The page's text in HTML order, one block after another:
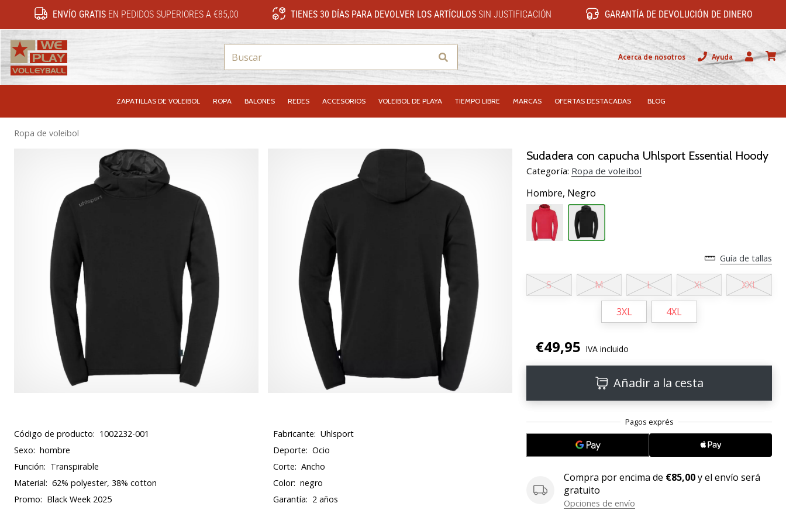
ENVÍO GRATISEN PEDIDOS SUPERIORES A €85,00 TIENES 30 DÍAS PARA DEVOLVER LOS ARTÍCULOS SIN JUSTIFICACIÓN GARANTÍA DE DEVOLUCIÓN DE DINERO
Buscar Acerca de nosotros
Ayuda
Usuario
ZAPATILLAS DE VOLEIBOL ROPA BALONES REDES ACCESORIOS VOLEIBOL DE PLAYA TIEMPO LIBRE MARCAS OFERTAS DESTACADAS BLOG
Ropa de voleibol
Sudadera con capucha Uhlsport Essential Hoody
Categoría: Ropa de voleibol
Hombre, Negro
Guía de tallas
S M L XL XXL
3XL 4XL
€49,95 IVA incluido
Añadir a la cesta
Compra por encima de €85,00y el envío será
gratuito
Opciones de envío
Código de producto: 1002232-001 Fabricante: Uhlsport
Sexo: hombre Deporte: Ocio
Función: Transpirable Corte: Ancho
Material: 62% polyester, 38% cotton Color: negro
Promo: Black Week 2025 Garantía: 2 años